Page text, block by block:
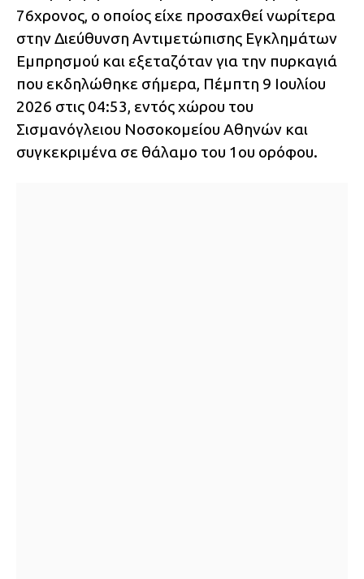
76χρονος, ο οποίος είχε προσαχθεί νωρίτερα
στην Διεύθυνση Αντιμετώπισης Εγκλημάτων
Εμπρησμού και εξεταζόταν για την πυρκαγιά
που εκδηλώθηκε σήμερα, Πέμπτη 9 Ιουλίου
2026 στις 04:53, εντός χώρου του
Σισμανόγλειου Νοσοκομείου Αθηνών και
συγκεκριμένα σε θάλαμο του 1ου ορόφου.